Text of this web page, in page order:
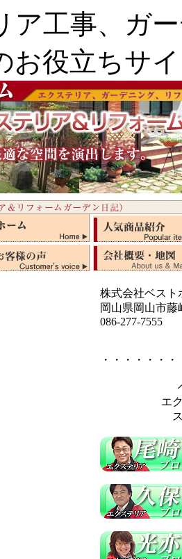
ア工事、ガ
お役立ちサ
株式会社ベスト
岡山県岡山市藤
086-277-7555
・・・・・・
エ